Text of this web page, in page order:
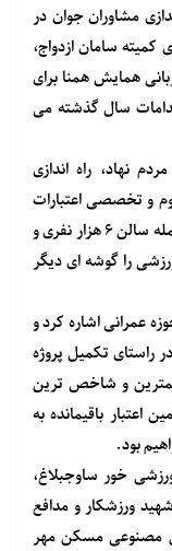
مشاوران جوان در
کمیته سامان ازدواج،
همایش همنا برای
سال گذشته می
نهاد، راه اندازی
و تخصصی اعتبارات
جهت تکمیل پروژه های مهم ورزشی استان از جمله سالن ۶ هزار نفری و
را گوشه ای دیگر
عمرانی اشاره کرد و
راستای تکمیل پروژه
مهمترین و شاخص ترین
باقیمانده به
بود.
خور ساوجبلاغ،
ورزشکار و مدافع
مصنوعی مسکن مهر